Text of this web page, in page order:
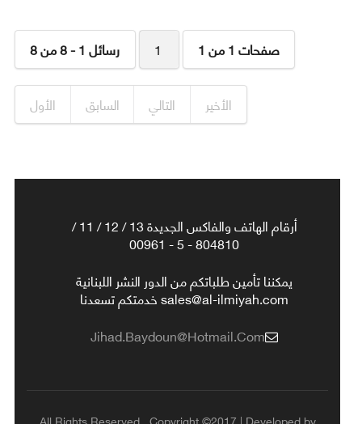
رسائل 1 - 8 من 8 1 صفحات 1 من 1
الأول السابق التالي الأخير
أرقام الهاتف والفاكس الجديدة 13 / 12 / 11 /
804810 - 5 - 00961
يمكننا تأمين طلباتكم من الدور النشر اللبنانية
sales@al-ilmiyah.com خدمتكم تسعدنا
Jihad.baydoun@hotmail.com